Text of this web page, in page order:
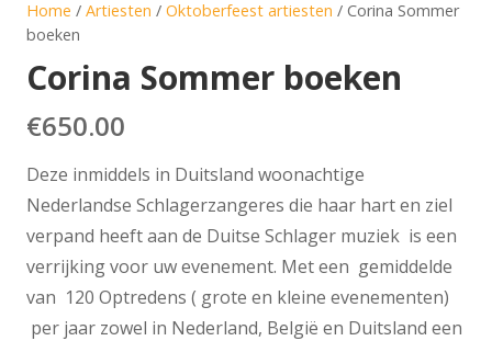
Home / Artiesten / Oktoberfeest artiesten / Corina Sommer
boeken
Corina Sommer boeken
€650.00
Deze inmiddels in Duitsland woonachtige
Nederlandse Schlagerzangeres die haar hart en ziel
verpand heeft aan de Duitse Schlager muziek is een
verrijking voor uw evenement. Met een gemiddelde
van 120 Optredens ( grote en kleine evenementen)
per jaar zowel in Nederland, België en Duitsland een